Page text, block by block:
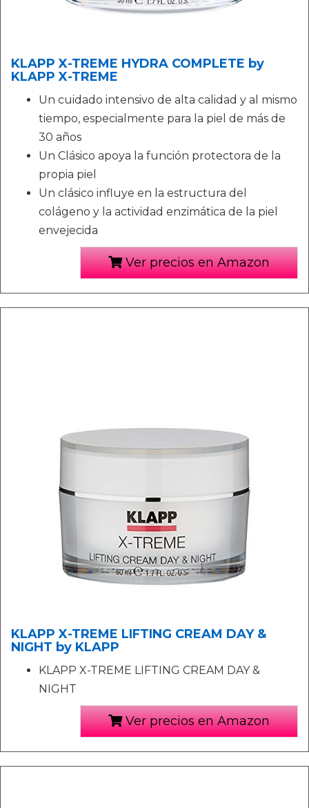
KLAPP X-TREME HYDRA COMPLETE by
KLAPP X-TREME
Un cuidado intensivo de alta calidad y al mismo
tiempo, especialmente para la piel de más de
30 años
Un Clásico apoya la función protectora de la
propia piel
Un clásico influye en la estructura del
colágeno y la actividad enzimática de la piel
envejecida
Ver precios en Amazon
KLAPP X-TREME LIFTING CREAM DAY &
NIGHT by KLAPP
KLAPP X-TREME LIFTING CREAM DAY &
NIGHT
Ver precios en Amazon